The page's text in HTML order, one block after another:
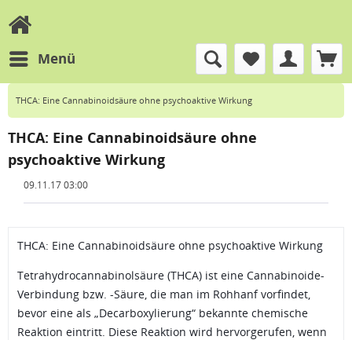
Menü
THCA: Eine Cannabinoidsäure ohne psychoaktive Wirkung
THCA: Eine Cannabinoidsäure ohne
psychoaktive Wirkung
09.11.17 03:00
THCA: Eine Cannabinoidsäure ohne psychoaktive Wirkung
Tetrahydrocannabinolsäure (THCA) ist eine Cannabinoide-
Verbindung bzw. -Säure, die man im Rohhanf vorfindet,
bevor eine als „Decarboxylierung“ bekannte chemische
Reaktion eintritt. Diese Reaktion wird hervorgerufen, wenn